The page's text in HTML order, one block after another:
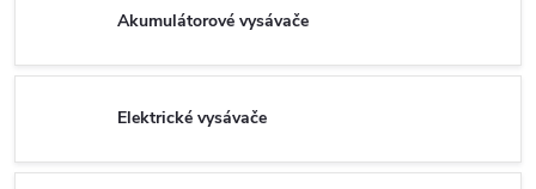
Akumulátorové vysávače
Elektrické vysávače